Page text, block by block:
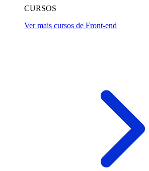
CURSOS
Ver mais cursos de Front-end